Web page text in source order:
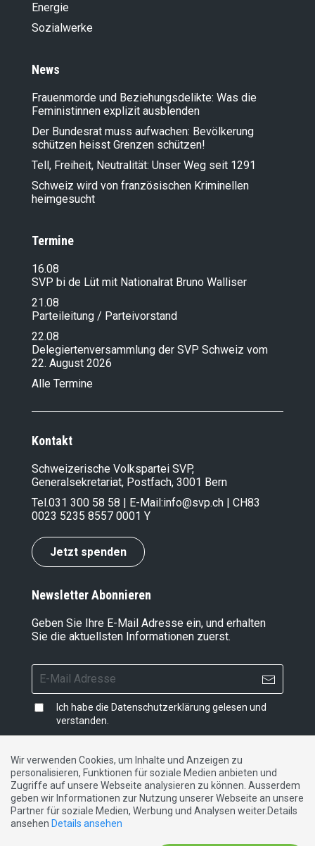
Energie
Sozialwerke
News
Frauenmorde und Beziehungsdelikte: Was die
Feministinnen explizit ausblenden
Der Bundesrat muss aufwachen: Bevölkerung
schützen heisst Grenzen schützen!
Tell, Freiheit, Neutralität: Unser Weg seit 1291
Schweiz wird von französischen Kriminellen
heimgesucht
Termine
16.08
SVP bi de Lüt mit Nationalrat Bruno Walliser
21.08
Parteileitung / Parteivorstand
22.08
Delegiertenversammlung der SVP Schweiz vom
22. August 2026
Alle Termine
Kontakt
Schweizerische Volkspartei SVP,
Generalsekretariat, Postfach, 3001 Bern
Tel.031 300 58 58 | E-Mail:info@svp.ch | CH83
0023 5235 8557 0001 Y
Jetzt spenden
Newsletter Abonnieren
Geben Sie Ihre E-Mail Adresse ein, und erhalten
Sie die aktuellsten Informationen zuerst.
Ich habe die Datenschutzerklärung gelesen und
verstanden.
Impressum|Datenschutzerklärung|Kontakt
DE FR IT
Wir verwenden Cookies, um Inhalte und Anzeigen zu
personalisieren, Funktionen für soziale Medien anbieten und
Zugriffe auf unsere Webseite analysieren zu können. Ausserdem
geben wir Informationen zur Nutzung unserer Webseite an unsere
Partner für soziale Medien, Werbung und Analysen weiter.Details
ansehen Details ansehen